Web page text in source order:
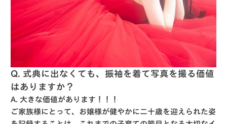
Q. 式典に出なくても、振袖を着て写真を撮る価値
はありますか？
A. 大きな価値があります！！！
ご家族様にとって、お嬢様が健やかに二十歳を迎えられた姿